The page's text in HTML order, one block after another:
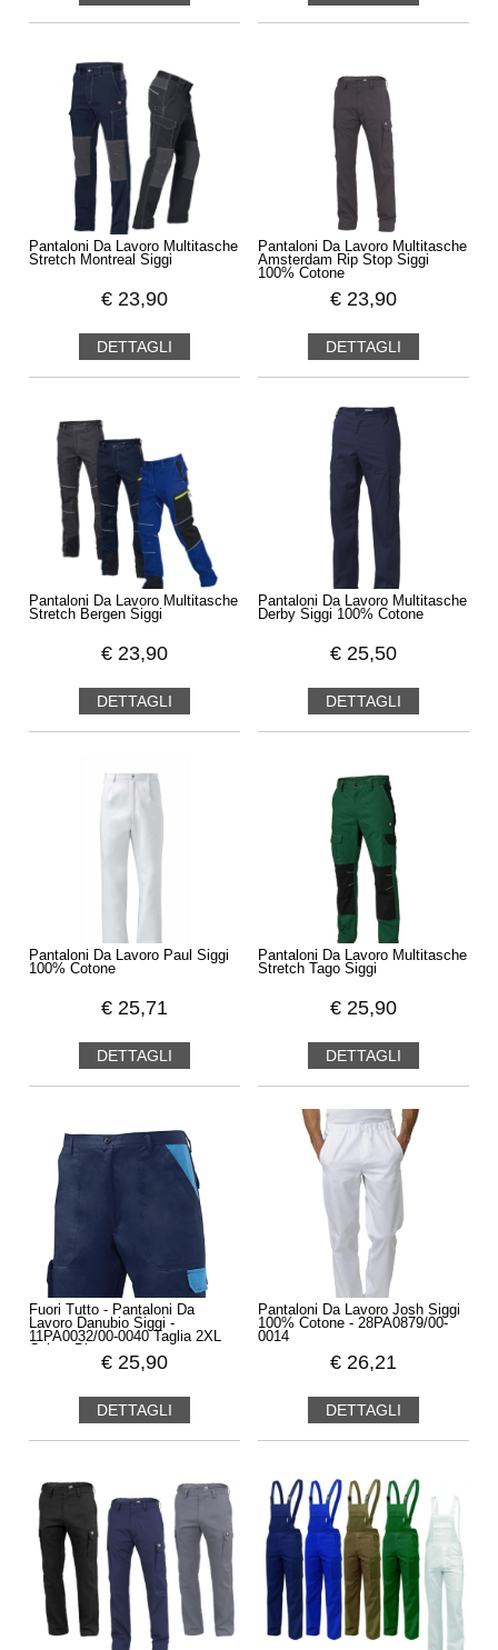
Pantaloni Da Lavoro Multitasche
Stretch Montreal Siggi
€ 23,90
DETTAGLI
Pantaloni Da Lavoro Multitasche
Amsterdam Rip Stop Siggi
100% Cotone
€ 23,90
DETTAGLI
Pantaloni Da Lavoro Multitasche
Stretch Bergen Siggi
€ 23,90
DETTAGLI
Pantaloni Da Lavoro Multitasche
Derby Siggi 100% Cotone
€ 25,50
DETTAGLI
Pantaloni Da Lavoro Paul Siggi
100% Cotone
€ 25,71
DETTAGLI
Pantaloni Da Lavoro Multitasche
Stretch Tago Siggi
€ 25,90
DETTAGLI
Fuori Tutto - Pantaloni Da
Lavoro Danubio Siggi -
11PA0032/00-0040 Taglia 2XL
€ 25,90
DETTAGLI
Pantaloni Da Lavoro Josh Siggi
100% Cotone - 28PA0879/00-
0014
€ 26,21
DETTAGLI